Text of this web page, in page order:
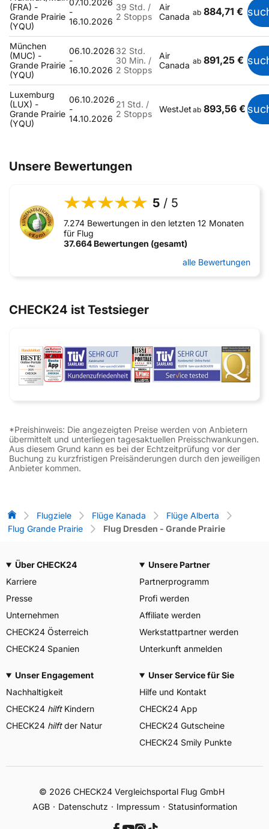
(FRA) -
Grande Prairie
(YQU)
07.10.2026
-
16.10.2026
39 Std. /
2 Stopps
Air
Canada ab 884,71 €
München
(MUC) -
Grande Prairie
(YQU)
06.10.2026
-
16.10.2026
32 Std.
30 Min. /
2 Stopps
Air
Canada ab 891,25 €
Luxemburg
(LUX) -
Grande Prairie
(YQU)
06.10.2026
-
14.10.2026
21 Std. /
2 Stopps
WestJet ab 893,56 €
Unsere Bewertungen
5 / 5
7.274 Bewertungen in den letzten 12 Monaten
für Flug
37.664 Bewertungen (gesamt)
alle Bewertungen
CHECK24 ist Testsieger
*Preishinweis: Die angezeigten Preise werden von Anbietern
übermittelt und unterliegen tagesaktuellen Preisschwankungen.
Aus diesem Grund kann es bei der Echtzeitprüfung vor der
Buchung zu kurzfristigen Preisänderungen durch den jeweiligen
Anbieter kommen.
Flug-Vergleich
Flugziele Flüge Kanada
Flüge Alberta
Flug Grande Prairie
Flug Dresden - Grande Prairie
Über CHECK24
Karriere
Presse
Unternehmen
CHECK24 Österreich
CHECK24 Spanien
Unsere Partner
Partnerprogramm
Profi werden
Affiliate werden
Werkstattpartner werden
Unterkunft anmelden
Unser Engagement
Nachhaltigkeit
CHECK24 hilftKindern
CHECK24 hilftder Natur
Unser Service für Sie
Hilfe und Kontakt
CHECK24 App
CHECK24 Gutscheine
CHECK24 Smily Punkte
© 2026 CHECK24 Vergleichsportal Flug GmbH
AGB
Datenschutz Impressum Statusinformation